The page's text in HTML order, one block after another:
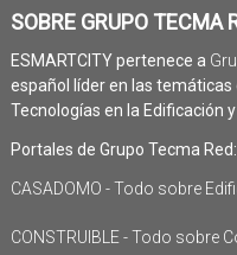
SOBRE GRUPO TECMA
ESMARTCITY pertenece a
español líder en las temáticas
Tecnologías en la Edificación y
Portales de Grupo Tecma Red:
CASADOMO - Todo sobre
CONSTRUIBLE - Todo sobre